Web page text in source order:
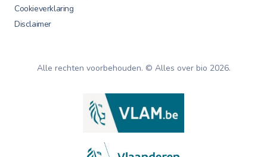
Cookieverklaring
Disclaimer
Alle rechten voorbehouden. © Alles over bio 2026.